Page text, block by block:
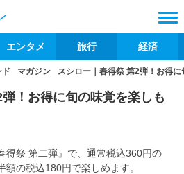
エンタメ 旅行 経済
ド マガジン スシロー｜春得祭 第2弾！お得
！お得に旬の味覚を楽しも
得祭 第二弾』で、通常税込360円の
額の税込180円で楽しめます。